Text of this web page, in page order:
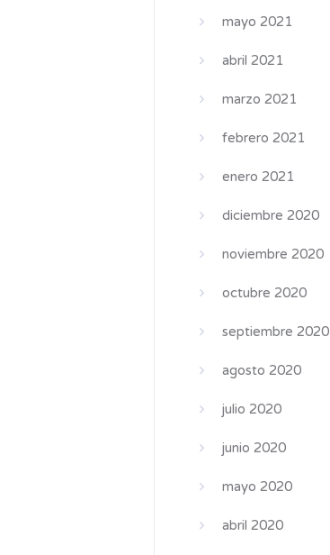
mayo 2021
abril 2021
marzo 2021
febrero 2021
enero 2021
diciembre 2020
noviembre 2020
octubre 2020
septiembre 2020
agosto 2020
julio 2020
junio 2020
mayo 2020
abril 2020